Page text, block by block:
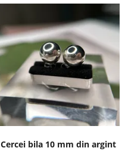
Cercei bila 10 mm din argint